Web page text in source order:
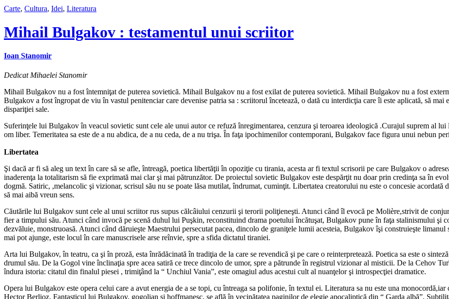
Carte, Cultura, Idei, Literatura
Mihail Bulgakov : testamentul unui scriitor
Ioan Stanomir
Dedicat Mihaelei Stanomir
Mihail Bulgakov nu a fost întemniţat de puterea sovietică. Mihail Bulgakov nu a fost exilat de puterea sovietică. Mihail Bulgakov nu a fost
Bulgakov a fost îngropat de viu în vastul penitenciar care devenise patria sa : scriitorul încetează, o dată cu interdicţia care îi este aplicată, să mai
dispariţiei sale.
Suferinţele lui Bulgakov în veacul sovietic sunt cele ale unui autor ce refuză înregimentarea, cenzura şi teroarea ideologică .Curajul suprem al
om liber. Temeritatea sa este de a nu abdica, de a nu ceda, de a nu trişa. În faţa ipochimenilor contemporani, Bulgakov face figura unui nebun
Libertatea
Şi dacă ar fi să aleg un text în care să se afle, întreagă, poetica libertăţii în opoziţie cu tirania, acesta ar fi textul scrisorii pe care Bulgakov o
inaderenţa la totalitarism să fie exprimată mai clar şi mai pătrunzător. De proiectul sovietic Bulgakov este despărţit nu doar prin credinţa sa în
dogmă. Satiric, ,melancolic şi vizionar, scrisul său nu se poate lăsa mutilat, îndrumat, cuminţit. Libertatea creatorului nu este o concesie acordată
să mai aibă vreun sens.
Căutările lui Bulgakov sunt cele al unui scriitor rus supus călcâiului cenzurii şi terorii poliţieneşti. Atunci când îl evocă pe Molière,strivit de
fier a timpului său. Atunci când invocă pe scenă duhul lui Puşkin, reconstituind drama poetului încătuşat, Bulgakov pune în faţa stalinismului şi
dezvăluie, monstruoasă. Atunci când dăruieşte Maestrului persecutat pacea, dincolo de graniţele lumii acesteia, Bulgakov îşi construieşte
mai pot ajunge, este locul în care manuscrisele arse reînvie, spre a sfida dictatul tiraniei.
Arta lui Bulgakov, în teatru, ca şi în proză, esta înrădăcinată în tradiţia de la care se revendică şi pe care o reinterpretează. Poetica sa este o
drumul său. De la Gogol vine înclinaţia spre acea satiră ce trece dincolo de umor, spre a pătrunde în registrul vizionar al misticii. De la Cehov
îndura istoria: citatul din finalul piesei , trimiţând la “ Unchiul Vania”, este omagiul adus acestui cult al nuanţelor şi introspecţiei dramatice.
Opera lui Bulgakov este opera celui care a avut energia de a se topi, cu întreaga sa polifonie, în textul ei. Literatura sa nu este una
Hector Berlioz. Fantasticul lui Bulgakov, gogolian şi hoffmanesc, se află în vecinătatea paginilor de elegie apocaliptică din “ Garda albă”.